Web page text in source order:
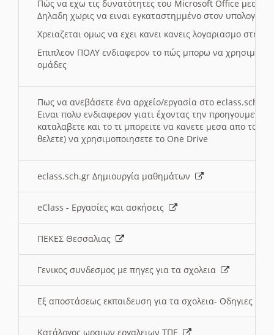
Πώς να εχω τις δυνατότητες του Microsoft Office μεσω
Δηλαδη χωρις να ειναι εγκαταστημμένο στον
Χρειαζεται ομως να εχει κανει κανεις λογαριασμο στη
Επιπλεον ΠΟΛΥ ενδιαφερον το πώς μπορω να
ομάδες
Πως να ανεβάσετε ένα αρχείο/εργασία στο eclass.sch.gr
Ειναι πολυ ενδιαφερον γιατι έχοντας την
καταλαβετε και το τι μπορειτε να κανετε μεσα απο το
θελετε) να χρησιμοποιησετε το One Drive
eclass.sch.gr Δημιουργία μαθημάτων
eClass - Εργασίες και ασκήσεις
ΠΕΚΕΣ Θεσσαλιας
Γενικος συνδεσμος με πηγες για τα σχολεια
Εξ αποστάσεως εκπαιδευση για τα σχολεια- Οδηγιες
Κατάλογος ωραιων εργαλειων ΤΠΕ